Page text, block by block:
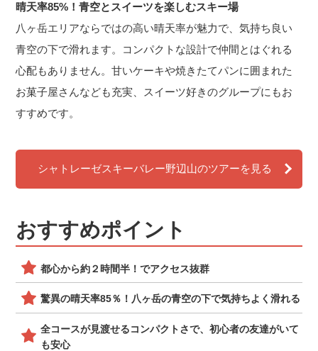
晴天率85%！青空とスイーツを楽しむスキー場
八ヶ岳エリアならではの高い晴天率が魅力で、気持ち良い
青空の下で滑れます。コンパクトな設計で仲間とはぐれる
心配もありません。甘いケーキや焼きたてパンに囲まれた
お菓子屋さんなども充実、スイーツ好きのグループにもお
すすめです。
シャトレーゼスキーバレー野辺山のツアーを見る
おすすめポイント
都心から約２時間半！でアクセス抜群
驚異の晴天率85％！八ヶ岳の青空の下で気持ちよく滑れる
全コースが見渡せるコンパクトさで、初心者の友達がいて
も安心